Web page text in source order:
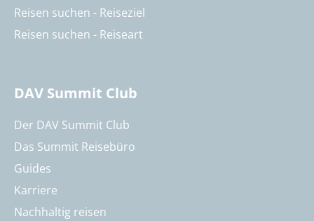
Reisen suchen - Reiseziel
Reisen suchen - Reiseart
DAV Summit Club
Der DAV Summit Club
Das Summit Reisebüro
Guides
Karriere
Nachhaltig reisen